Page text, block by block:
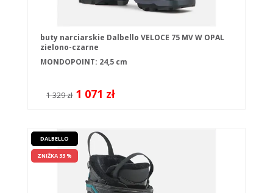
buty narciarskie Dalbello VELOCE 75 MV W OPAL
zielono-czarne
MONDOPOINT: 24,5 cm
1 329 zł 1 071 zł
DALBELLO
ZNIŻKA 33 %